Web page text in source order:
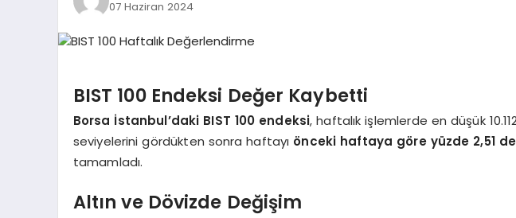
07 Haziran 2024
BIST 100 Endeksi Değer Kaybetti
Borsa İstanbul’daki BIST 100 endeksi, haftalık işlemlerde en düşük
seviyelerini gördükten sonra haftayı önceki haftaya göre yüzde 2,51
tamamladı.
Altın ve Dövizde Değişim